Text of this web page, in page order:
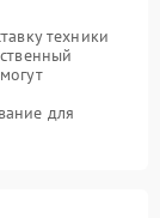
техники
для